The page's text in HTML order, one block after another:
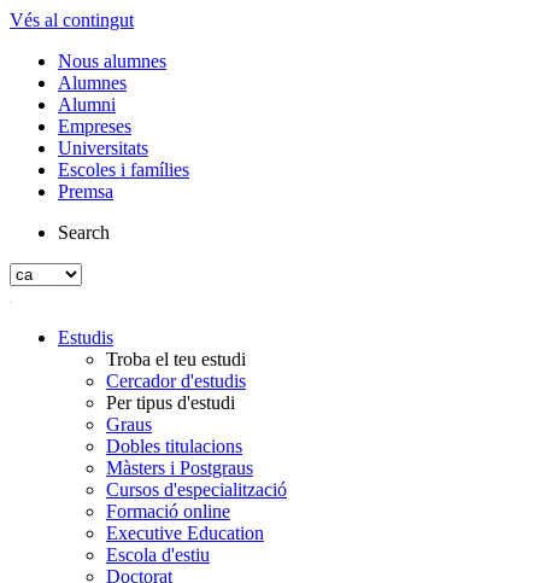
Vés al contingut
Nous alumnes
Alumnes
Alumni
Empreses
Universitats
Escoles i famílies
Premsa
Search
Estudis
Troba el teu estudi
Cercador d'estudis
Per tipus d'estudi
Graus
Dobles titulacions
Màsters i Postgraus
Cursos d'especialització
Formació online
Executive Education
Escola d'estiu
Doctorat